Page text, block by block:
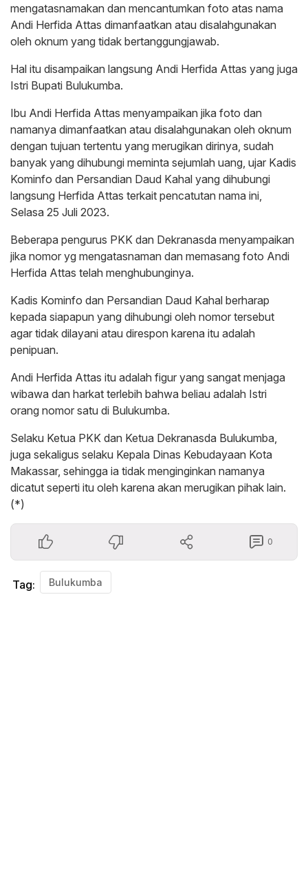
mengatasnamakan dan mencantumkan foto atas nama
Andi Herfida Attas dimanfaatkan atau disalahgunakan
oleh oknum yang tidak bertanggungjawab.
Hal itu disampaikan langsung Andi Herfida Attas yang juga
Istri Bupati Bulukumba.
Ibu Andi Herfida Attas menyampaikan jika foto dan
namanya dimanfaatkan atau disalahgunakan oleh oknum
dengan tujuan tertentu yang merugikan dirinya, sudah
banyak yang dihubungi meminta sejumlah uang, ujar Kadis
Kominfo dan Persandian Daud Kahal yang dihubungi
langsung Herfida Attas terkait pencatutan nama ini,
Selasa 25 Juli 2023.
Beberapa pengurus PKK dan Dekranasda menyampaikan
jika nomor yg mengatasnaman dan memasang foto Andi
Herfida Attas telah menghubunginya.
Kadis Kominfo dan Persandian Daud Kahal berharap
kepada siapapun yang dihubungi oleh nomor tersebut
agar tidak dilayani atau direspon karena itu adalah
penipuan.
Andi Herfida Attas itu adalah figur yang sangat menjaga
wibawa dan harkat terlebih bahwa beliau adalah Istri
orang nomor satu di Bulukumba.
Selaku Ketua PKK dan Ketua Dekranasda Bulukumba,
juga sekaligus selaku Kepala Dinas Kebudayaan Kota
Makassar, sehingga ia tidak menginginkan namanya
dicatut seperti itu oleh karena akan merugikan pihak lain.
(*)
0
Tag: Bulukumba